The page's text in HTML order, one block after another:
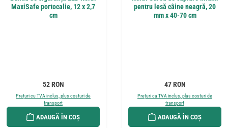
MaxiSafe portocalie, 12 x 2,7
cm
Preț obișnuit:
52 RON
Prețuri cu TVA inclus, plus costuri de
transport
ADAUGĂ ÎN COȘ
pentru lesă câine neagră, 20
mm x 40-70 cm
Preț obișnuit:
47 RON
Prețuri cu TVA inclus, plus costuri de
transport
ADAUGĂ ÎN COȘ